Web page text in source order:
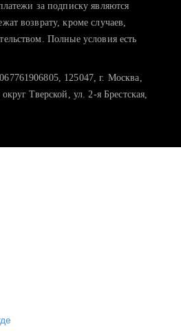
за подписку являются
возврату, кроме случаев,
Полные условия есть
125047, г. Москва,
Тверской, ул. 2-я Брестская,